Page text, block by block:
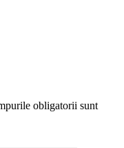
obligatorii sunt